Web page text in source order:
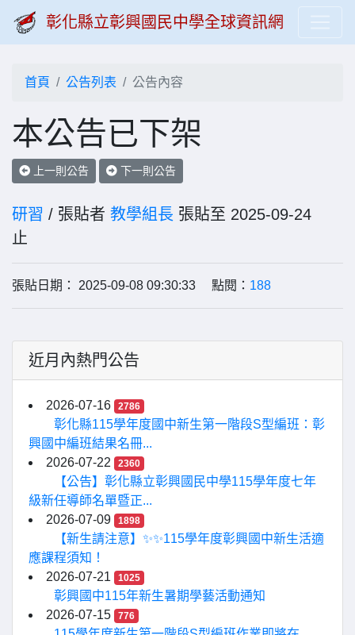
彰化縣立彰興國民中學全球資訊網
首頁 公告列表 公告內容
本公告已下架
上一則公告 下一則公告
研習 / 張貼者 教學組長 張貼至 2025-09-24
止
張貼日期： 2025-09-08 09:30:33 點閱： 188
近月內熱門公告
2026-07-16 2786
彰化縣115學年度國中新生第一階段S型編班：彰
興國中編班結果名冊...
2026-07-22
2360
【公告】彰化縣立彰興國民中學115學年度七年
級新任導師名單暨正...
2026-07-09
1898
【新生請注意】✨✨115學年度彰興國中新生活適
應課程須知！
2026-07-21
1025
彰興國中115年新生暑期學藝活動通知
2026-07-15
776